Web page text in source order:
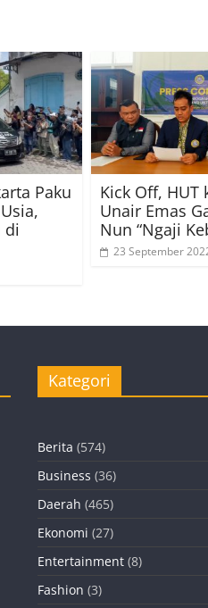
Paku
di
Kick Off, HUT
Unair Emas
Nun “Ngaji
23 September
Kategori
Berita (574)
Business (36)
Daerah (465)
Ekonomi (27)
Entertainment (8)
Fashion (3)